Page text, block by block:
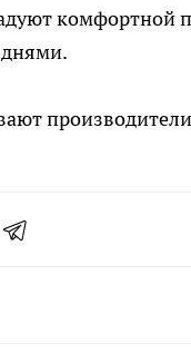
комфортной